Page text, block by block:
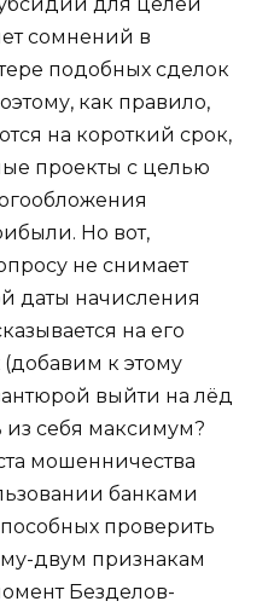
сомнений в
подобных сделок
как правило,
на короткий срок,
проекты с целью
Но вот,
не снимает
даты начисления
на его
к этому
выйти на лёд
себя максимум?
мошенничества
банками
проверить
двум признакам
Безделов-